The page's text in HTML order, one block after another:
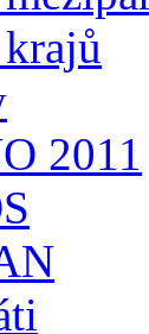
2011